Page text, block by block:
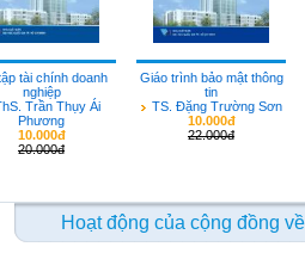
tài chính doanh
nghiệp
Trần Thụy Ái
Phương
10.000đ
20.000đ
Giáo trình bảo mật thông
tin
TS. Đặng Trường Sơn
10.000đ
22.000đ
Hoạt động của cộng đồng